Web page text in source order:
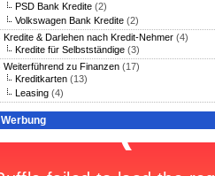
PSD Bank Kredite (2)
Volkswagen Bank Kredite (2)
Kredite & Darlehen nach Kredit-Nehmer (4)
Kredite für Selbstständige (3)
Weiterführend zu Finanzen (17)
Kreditkarten (13)
Leasing (4)
Werbung